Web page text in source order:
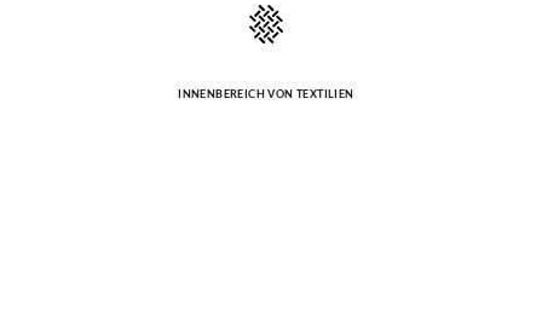
INNENBEREICH VON TEXTILIEN